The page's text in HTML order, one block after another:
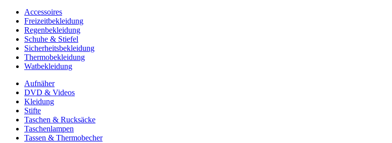
Accessoires
Freizeitbekleidung
Regenbekleidung
Schuhe & Stiefel
Sicherheitsbekleidung
Thermobekleidung
Watbekleidung
Aufnäher
DVD & Videos
Kleidung
Stifte
Taschen & Rucksäcke
Taschenlampen
Tassen & Thermobecher